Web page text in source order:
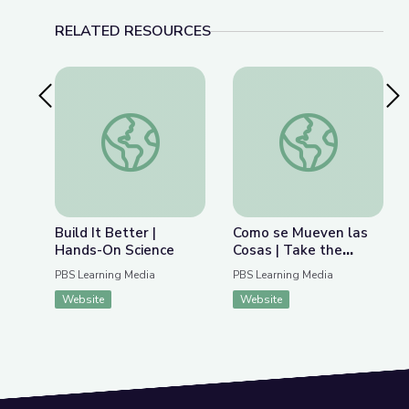
RELATED RESOURCES
Previous SlideBuild It Better | Hands-On Science
Build It Better |
Hands-On Science
PBS Learning Media
Website
Como se Mueven
Como se Mueven las
Cosas | Take the
Stage en Español
PBS Learning Media
Website